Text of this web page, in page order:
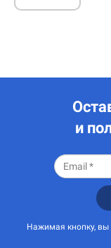
и
Нажимая кнопку, вы